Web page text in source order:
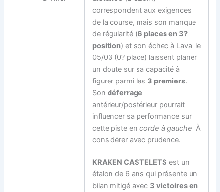
correspondent aux exigences
de la course, mais son manque
de régularité (6 places en 3?
position) et son échec à Laval le
05/03 (0? place) laissent planer
un doute sur sa capacité à
figurer parmi les 3 premiers.
Sondéferrage
antérieur/postérieur pourrait
influencer sa performance sur
cette piste encorde à gauche. À
considérer avec prudence.
KRAKEN CASTELETS est un
étalon de 6 ans qui présente un
bilan mitigé avec 3 victoires en